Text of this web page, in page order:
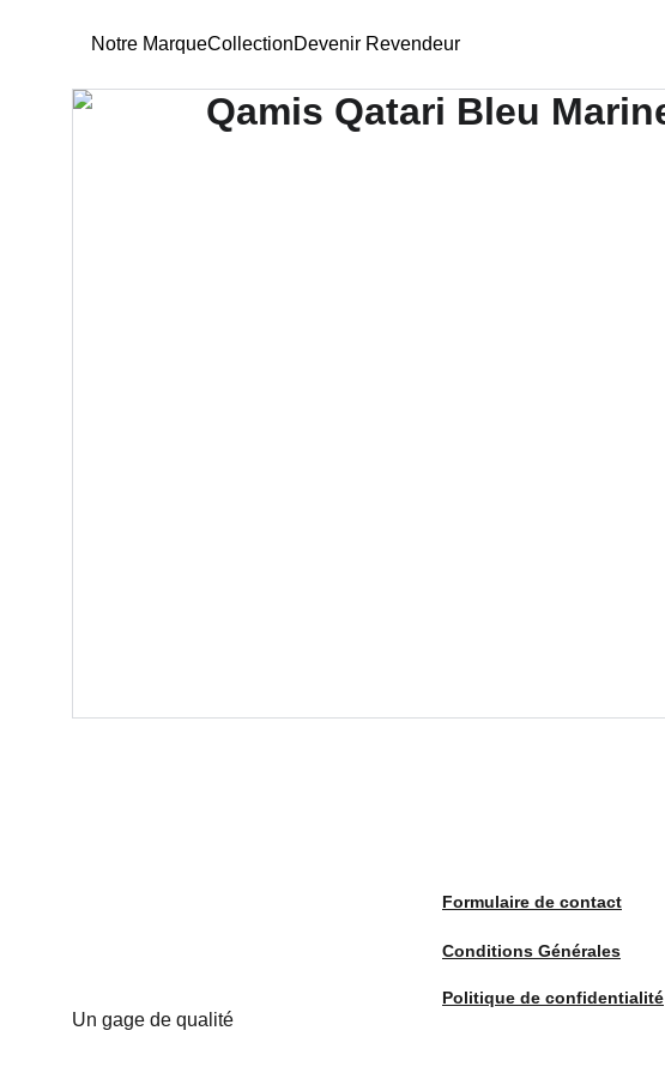
Notre MarqueCollectionDevenir Revendeur
Un gage de qualité
Formulaire de contact
Conditions Générales
Politique de confidentialité